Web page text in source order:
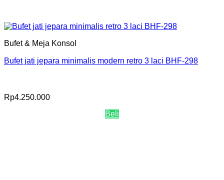
Bufet & Meja Konsol
Bufet jati jepara minimalis modern retro 3 laci BHF-298
Rp4.250.000
Beli